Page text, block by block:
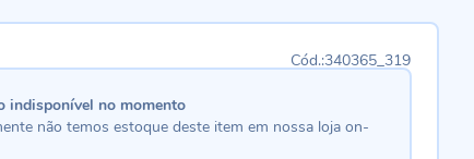
340365_319
indisponível no momento
não temos estoque deste item em nossa loja on-